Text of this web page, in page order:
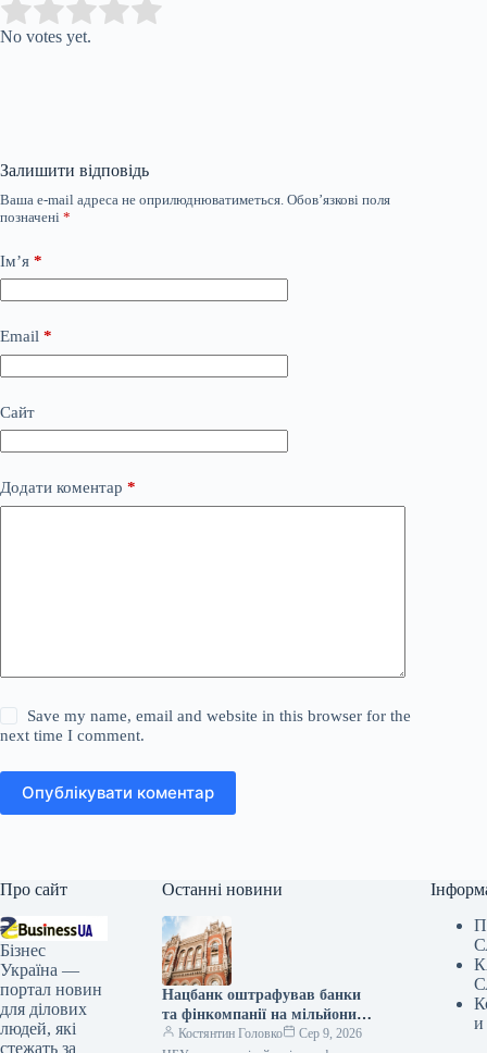
Rate this item:
No votes yet.
Залишити відповідь
Ваша e-mail адреса не оприлюднюватиметься. Обов’язкові поля
позначені *
Ім’я *
Email *
Сайт
Додати коментар *
Save my name, email and website in this browser for the
next time I comment.
Опублікувати коментар
Про сайт
Бізнес
Україна —
портал новин
для ділових
людей, які
стежать за
Останні новини
Нацбанк оштрафував банки
та фінкомпанії на мільйони
гривень за порушення
Костянтин Головко
Сер 9, 2026
и